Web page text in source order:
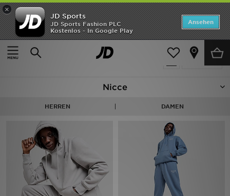
×
JD Sports
JD Sports Fashion PLC
Kostenlos - In Google Play
Ansehen
Startseite
Nicce
verfeinern
8 Produkte
Nicce
HERREN DAMEN
Startseite
ANGEBOTE
Damen
Kinder
Bestsellers